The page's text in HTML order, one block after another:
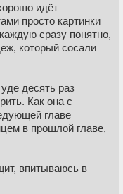
идёт —
просто картинки
сразу понятно,
который сосали
десять раз
Как она с
главе
в прошлой главе,
впитываюсь в